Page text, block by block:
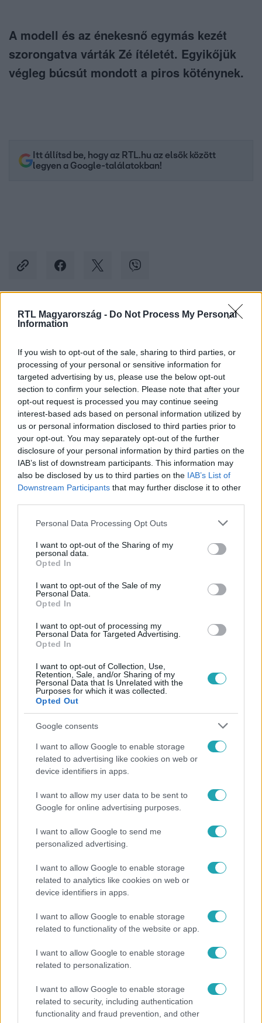
RTL Magyarország - Do Not Process My Personal
Information
If you wish to opt-out of the sale, sharing to third parties, or
processing of your personal or sensitive information for
targeted advertising by us, please use the below opt-out
section to confirm your selection. Please note that after your
opt-out request is processed you may continue seeing
interest-based ads based on personal information utilized by
us or personal information disclosed to third parties prior to
your opt-out. You may separately opt-out of the further
disclosure of your personal information by third parties on the
IAB’s list of downstream participants. This information may
also be disclosed by us to third parties on the IAB’s List of
Downstream Participants that may further disclose it to other
Please note that this website/app uses one or more Google
not limited to your visit or usage behaviour. You may click to
grant or deny consent to Google and its third-party tags to
use your data for below specified purposes in below Google
consent section.
Personal Data Processing Opt Outs
I want to opt-out of the Sharing of my
personal data.
Opted In
I want to opt-out of the Sale of my
Personal Data.
Opted In
I want to opt-out of processing my
Personal Data for Targeted Advertising.
Opted In
I want to opt-out of Collection, Use,
Retention, Sale, and/or Sharing of my
Personal Data that Is Unrelated with the
Purposes for which it was collected.
Opted Out
Google consents
I want to allow Google to enable storage
related to advertising like cookies on web or
device identifiers in apps.
I want to allow my user data to be sent to
Google for online advertising purposes.
I want to allow Google to send me
personalized advertising.
I want to allow Google to enable storage
related to analytics like cookies on web or
device identifiers in apps.
I want to allow Google to enable storage
related to functionality of the website or app.
I want to allow Google to enable storage
related to personalization.
I want to allow Google to enable storage
related to security, including authentication
functionality and fraud prevention, and other
A modell és az énekesnő egymás kezét
szorongatva várták Zé ítéletét. Egyikőjük
végleg búcsút mondott a piros köténynek.
Itt állítsd be, hogy az RTL.hu az elsők között
legyen a Google-találatokban!
Kövess minket, és értesülj a friss hírekről a
Követem
#A KONYHAFŐNÖK VIP ADÁSRÉSZLETEK
KONYHAFONOKVIP #RTL #RTL KLUB #KIESÉS
#BÚCSÚ #RÁBA TIMI # MARÓT VIKI
Népszerű
Életmód
értékét is csökkentheti